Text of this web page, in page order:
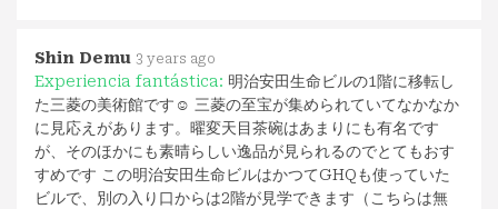
Shin Demu 3 years ago
Experiencia fantástica: 明治安田生命ビルの1階に移転し
た三菱の美術館です☺️ 三菱の至宝が集められていてなかなか
に見応えがあります。曜変天目茶碗はあまりにも有名です
が、そのほかにも素晴らしい逸品が見られるのでとてもおす
すめです この明治安田生命ビルはかつてGHQも使っていた
ビルで、別の入り口からは2階が見学できます（こちらは無